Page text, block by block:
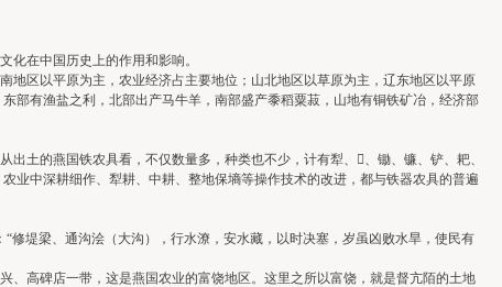
在中国历史上的作用和影响。
区以平原为主，农业经济占主要地位；山北地区以草原为主，辽东地区以平原
部有渔盐之利，北部出产马牛羊，南部盛产黍稻粟菽，山地有铜铁矿冶，经济部
土的燕国铁农具看，不仅数量多，种类也不少，计有犁、、锄、镰、铲、耙、
业中深耕细作、犁耕、中耕、整地保墒等操作技术的改进，都与铁器农具的普遍
堤梁、通沟浍（大沟），行水潦，安水藏，以时决塞，岁虽凶败水旱，使民有
高碑店一带，这是燕国农业的富饶地区。这里之所以富饶，就是督亢陌的土地